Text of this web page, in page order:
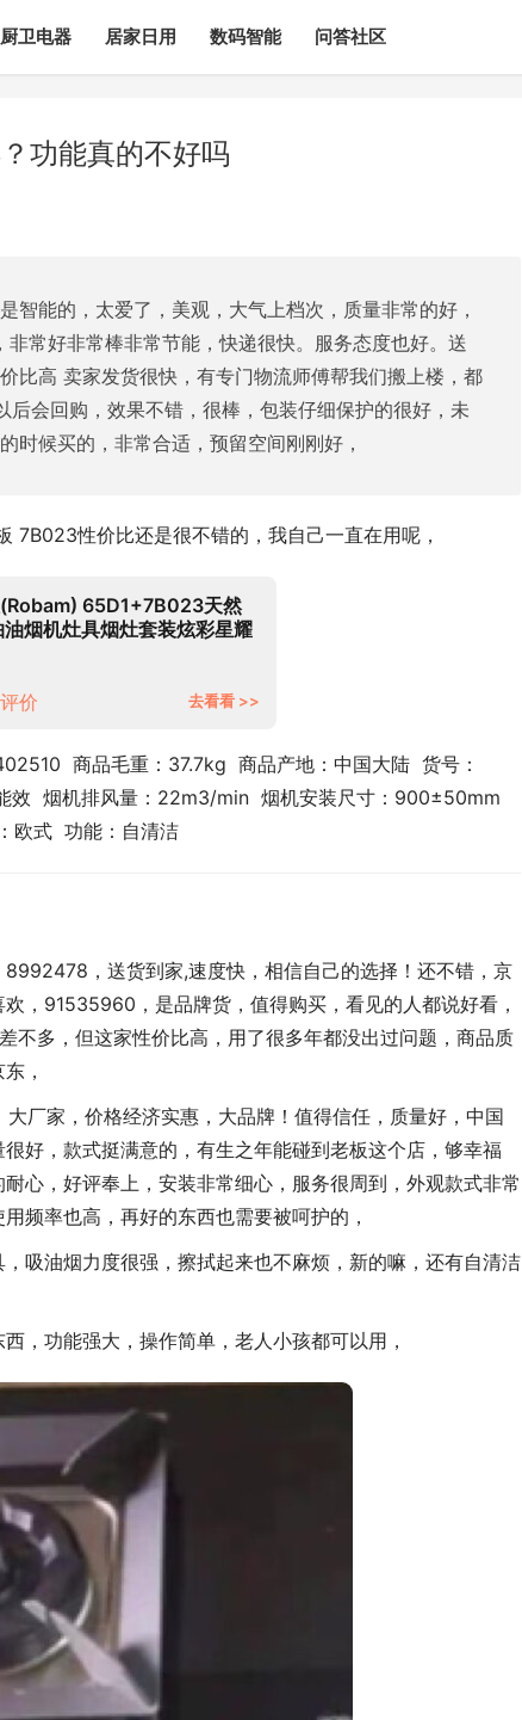
厨卫电器 居家日用 数码智能 问答社区
功能真的不好吗
智能的，太爱了，美观，大气上档次，质量非常的好，
常好非常棒非常节能，快递很快。服务态度也好。送
比高 卖家发货很快，有专门物流师傅帮我们搬上楼，都
会回购，效果不错，很棒，包装仔细保护的很好，未
时候买的，非常合适，预留空间刚刚好，
7B023性价比还是很不错的，我自己一直在用呢，
65D1+7B023天然
油烟机灶具烟灶套装炫彩星耀
价
去看看 >>
商品毛重：37.7kg  商品产地：中国大陆  货号：
效  烟机排风量：22m3/min  烟机安装尺寸：900±50mm
欧式  功能：自清洁
，送货到家,速度快，相信自己的选择！还不错，京
，91535960，是品牌货，值得购买，看见的人都说好看，
不多，但这家性价比高，用了很多年都没出过问题，商品质
，
厂家，价格经济实惠，大品牌！值得信任，质量好，中国
好，款式挺满意的，有生之年能碰到老板这个店，够幸福
心，好评奉上，安装非常细心，服务很周到，外观款式非常
频率也高，再好的东西也需要被呵护的，
吸油烟力度很强，擦拭起来也不麻烦，新的嘛，还有自清洁
，功能强大，操作简单，老人小孩都可以用，